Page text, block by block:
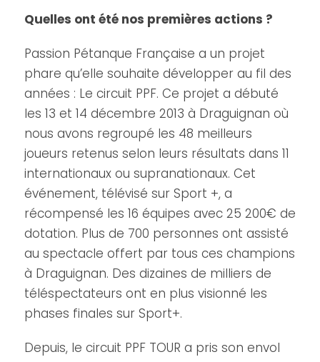
Quelles ont été nos premières actions ?
Passion Pétanque Française a un projet
phare qu’elle souhaite développer au fil des
années : Le circuit PPF. Ce projet a débuté
les 13 et 14 décembre 2013 à Draguignan où
nous avons regroupé les 48 meilleurs
joueurs retenus selon leurs résultats dans 11
internationaux ou supranationaux. Cet
événement, télévisé sur Sport +, a
récompensé les 16 équipes avec 25 200€ de
dotation. Plus de 700 personnes ont assisté
au spectacle offert par tous ces champions
à Draguignan. Des dizaines de milliers de
téléspectateurs ont en plus visionné les
phases finales sur Sport+.
Depuis, le circuit PPF TOUR a pris son envol